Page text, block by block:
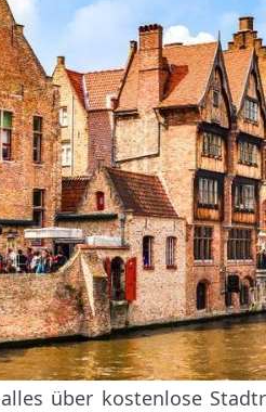
über kostenlose